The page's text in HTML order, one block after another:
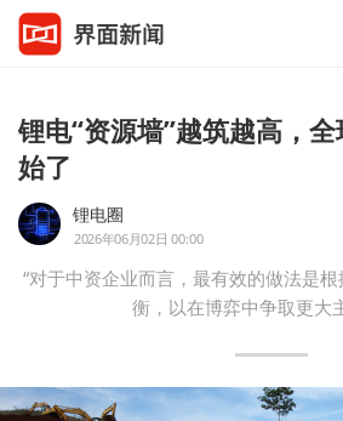
锂电“资源墙”越筑越高，
始了
锂电圈
2026年06月02日 00:00
“对于中资企业而言，最有效的做法是
衡，以在博弈中争取更大